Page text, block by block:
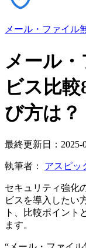
メール・ファイル
メール
ビス比
び方は？
最終更新日：2025-
執筆者： アスピッ
セキュリティ強化
ビスを導入したい
ト、比較ポイント
ます。